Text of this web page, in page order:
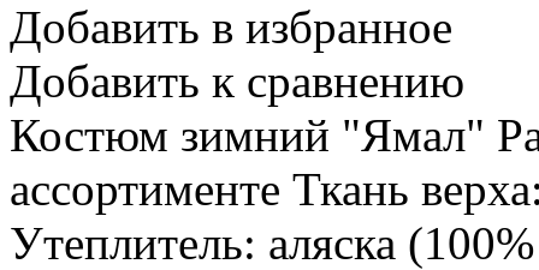
Добавить в избранное
Добавить к сравнению
Костюм зимний "Ямал"
ассортименте Ткань
Утеплитель: аляска